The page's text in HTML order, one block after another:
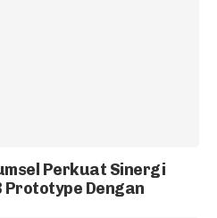
Perkuat Sinergi
Prototype Dengan